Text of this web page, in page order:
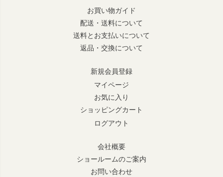
お買い物ガイド
配送・送料について
送料とお支払いについて
返品・交換について
新規会員登録
マイページ
お気に入り
ショッピングカート
ログアウト
会社概要
ショールームのご案内
お問い合わせ